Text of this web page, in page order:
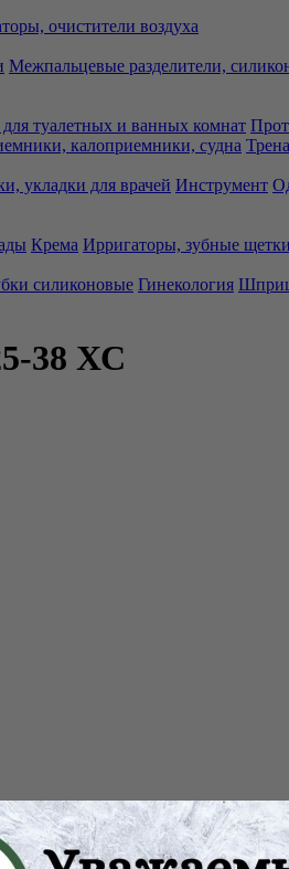
очистители воздуха
Межпальцевые разделители,
туалетных и ванных комнат
калоприемники, судна
укладки для врачей Инструмент
Крема Ирригаторы, зубные щетки
силиконовые Гинекология
38 ХС